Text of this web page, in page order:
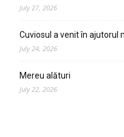
July 27, 2026
Cuviosul a venit în ajutorul
July 24, 2026
Mereu alături
July 22, 2026